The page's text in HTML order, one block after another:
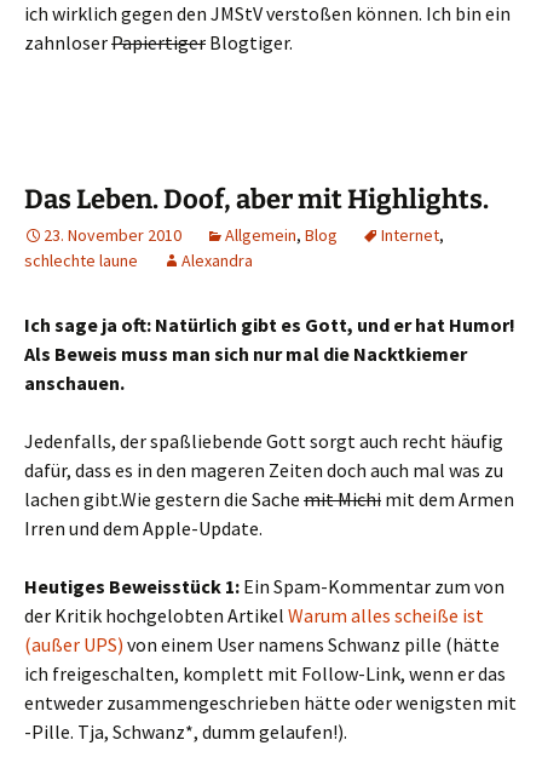
ich wirklich gegen den JMStV verstoßen können. Ich bin ein
zahnloserPapiertiger Blogtiger.
Das Leben. Doof, aber mit Highlights.
23. November 2010 Allgemein, Blog Internet,
schlechte laune
Alexandra
Ich sage ja oft: Natürlich gibt es Gott, und er hat Humor!
Als Beweis muss man sich nur mal die Nacktkiemer
anschauen.
Jedenfalls, der spaßliebende Gott sorgt auch recht häufig
dafür, dass es in den mageren Zeiten doch auch mal was zu
lachen gibt.Wie gestern die Sache mit Michi mit dem Armen
Irren und dem Apple-Update.
Heutiges Beweisstück 1: Ein Spam-Kommentar zum von
der Kritik hochgelobten Artikel Warum alles scheiße ist
(außer UPS) von einem User namens Schwanz pille (hätte
ich freigeschalten, komplett mit Follow-Link, wenn er das
entweder zusammengeschrieben hätte oder wenigsten mit
-Pille. Tja, Schwanz*, dumm gelaufen!).